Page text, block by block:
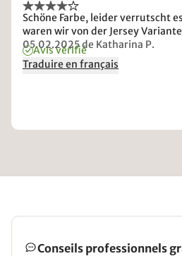
Schöne Farbe, leider verrutscht
waren wir von der Jersey
05.02.2025de Katharina P.
Avis vérifié
Traduire en français
Conseils professionnels